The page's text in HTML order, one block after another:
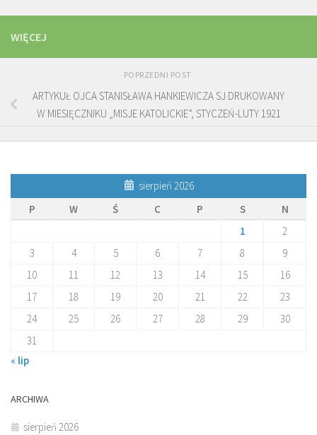
WIĘCEJ
POPRZEDNI POST
ARTYKUŁ OJCA STANISŁAWA HANKIEWICZA SJ DRUKOWANY
W MIESIĘCZNIKU „MISJE KATOLICKIE”, STYCZEŃ-LUTY 1921
sierpień 2026
P
W Ś C P S
N
1
2
3
4 5 6 7 8
9
10
11 12 13 14 15
16
17
18 19 20 21 22
23
24
25 26 27 28 29
30
31
« lip
ARCHIWA
sierpień 2026